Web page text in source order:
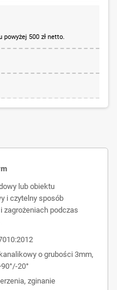
powyżej 500 zł netto.
lub obiektu
i czytelny sposób
zagrożeniach podczas
o grubości 3mm,
20°
zginanie